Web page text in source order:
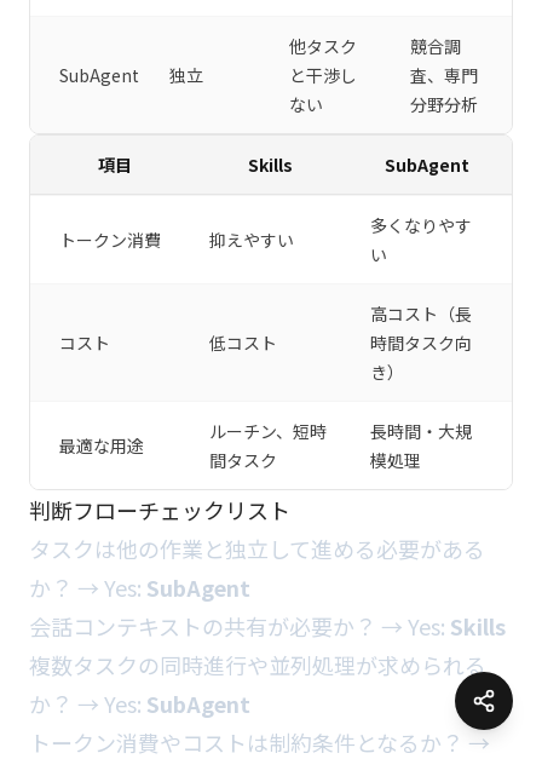
SubAgent 独立
他タスク
と干渉し
ない
競合調
査、専門
分野分析
項目 Skills SubAgent
トークン消費 抑えやすい
多くなりやす
い
コスト 低コスト
高コスト（長
時間タスク向
き）
最適な用途
ルーチン、短時
間タスク
長時間・大規
模処理
判断フローチェックリスト
タスクは他の作業と独立して進める必要がある
か？ → Yes: SubAgent
会話コンテキストの共有が必要か？ → Yes: Skills
複数タスクの同時進行や並列処理が求められる
か？ → Yes: SubAgent
トークン消費やコストは制約条件となるか？ →